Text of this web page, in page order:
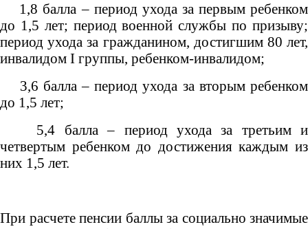
1,8 балла – период ухода за первым ребенком
до 1,5 лет; период военной службы по призыву;
период ухода за гражданином, достигшим 80 лет,
инвалидом I группы, ребенком-инвалидом;
3,6 балла – период ухода за вторым ребенком
до 1,5 лет;
5,4 балла – период ухода за третьим и
четвертым ребенком до достижения каждым из
них 1,5 лет.
При расчете пенсии баллы за социально значимые